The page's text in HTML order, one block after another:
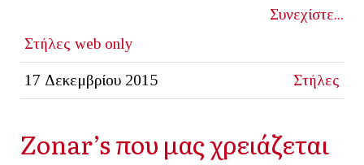
Συνεχίστε...
Στήλες web only
17 Δεκεμβρίου 2015 Στήλες
Zonar’s που μας χρειάζεται